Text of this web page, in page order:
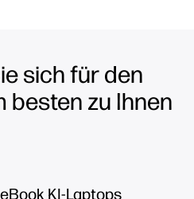
sich für den
besten zu Ihnen
KI-Laptops